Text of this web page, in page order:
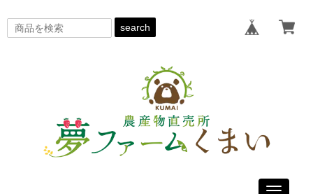
search